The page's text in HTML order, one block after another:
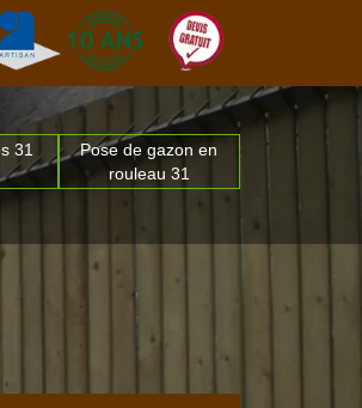
31
Pose de gazon en
rouleau 31